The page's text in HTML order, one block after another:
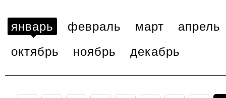
январь февраль март
апрель
октябрь
ноябрь декабрь